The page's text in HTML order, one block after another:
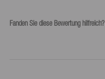
Fanden Sie diese Bewertung hilfreich?